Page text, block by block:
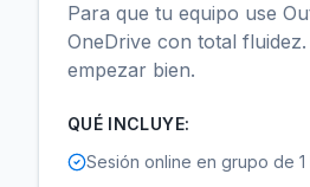
Para que tu equipo use
OneDrive con total
empezar bien.
QUÉ INCLUYE:
Sesión online en grupo de 1